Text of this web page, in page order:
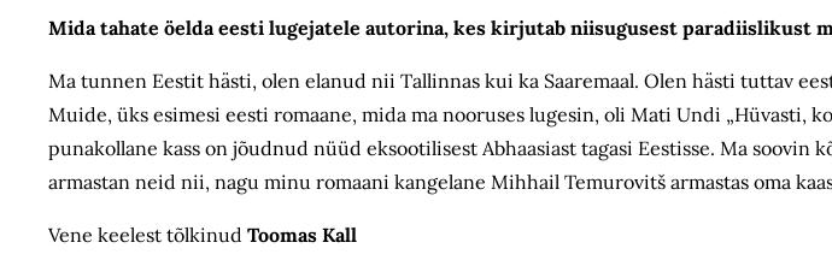
Mida tahate öelda eesti lugejatele autorina, kes kirjutab niisugusest paradiislikust
Ma tunnen Eestit hästi, olen elanud nii Tallinnas kui ka Saaremaal. Olen hästi tuttav
Muide, üks esimesi eesti romaane, mida ma nooruses lugesin, oli Mati Undi „Hüvasti,
punakollane kass on jõudnud nüüd eksootilisest Abhaasiast tagasi Eestisse. Ma soovin
armastan neid nii, nagu minu romaani kangelane Mihhail Temurovitš armastas oma
Vene keelest tõlkinud Toomas Kall